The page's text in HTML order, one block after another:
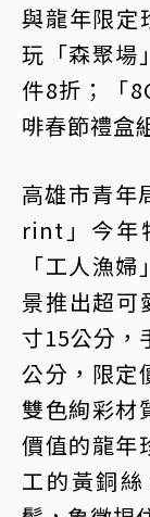
與龍年限定
玩「森聚場
件8折；「
啡春節禮盒
高雄市青年
rint」今年
「工人漁
景推出超可
寸15公分，
公分，限定
雙色絢彩材
價值的龍年
工的黃銅